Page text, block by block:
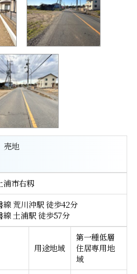
売地
浦市右籾
線 荒川沖駅 徒歩42分
線 土浦駅 徒歩57分
用途地域
第一種低層
住居専用地
域